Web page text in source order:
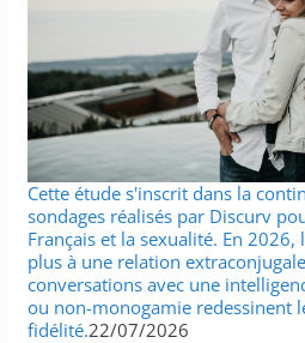
Cette étude s'inscrit dans la
sondages réalisés par Discurv
Français et la sexualité. En
plus à une relation
conversations avec une
ou non-monogamie redessinent
fidélité.22/07/2026